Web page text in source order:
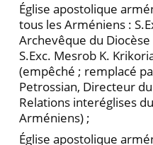
Église apostolique
tous les Arméniens :
Archevêque du
S.Exc. Mesrob K.
(empêché ; remplacé
Petrossian, Directeur
Relations interéglises
Arméniens) ;
Église apostolique